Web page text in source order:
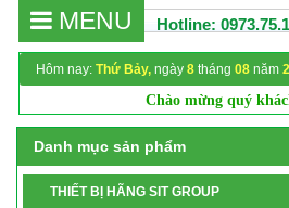
Hotline:
MENU
Hôm nay: Thứ Bảy, ngày 8tháng 08năm
Chào mừng quý khách
Danh mục sản phẩm
THIẾT BỊ HÃNG SIT GROUP